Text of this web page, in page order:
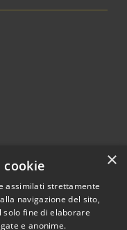
×
assimilati strettamente
navigazione del sito,
solo fine di elaborare
e anonime.